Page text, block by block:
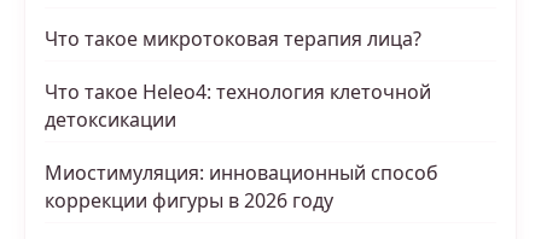
Что такое микротоковая терапия лица?
Что такое Heleo4: технология клеточной
детоксикации
Миостимуляция: инновационный способ
коррекции фигуры в 2026 году